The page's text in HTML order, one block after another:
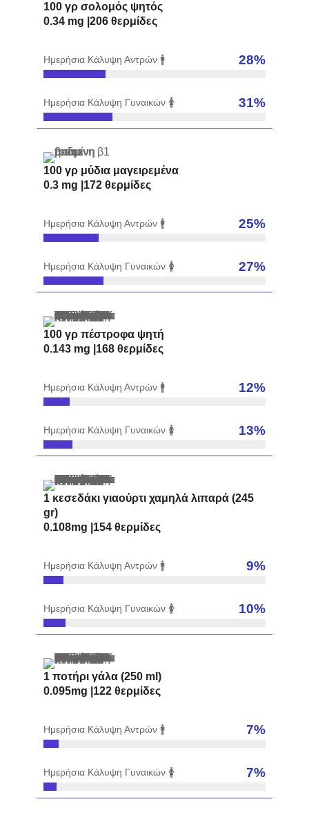
100 γρ σολομός ψητός
0.34 mg |206 θερμίδες
Ημερήσια Κάλυψη Αντρών 🚹 28%
Ημερήσια Κάλυψη Γυναικών 🚺 31%
100 γρ μύδια μαγειρεμένα
0.3 mg |172 θερμίδες
Ημερήσια Κάλυψη Αντρών 🚹 25%
Ημερήσια Κάλυψη Γυναικών 🚺 27%
100 γρ πέστροφα ψητή
0.143 mg |168 θερμίδες
Ημερήσια Κάλυψη Αντρών 🚹 12%
Ημερήσια Κάλυψη Γυναικών 🚺 13%
1 κεσεδάκι γιαούρτι χαμηλά λιπαρά (245
gr)
0.108mg |154 θερμίδες
Ημερήσια Κάλυψη Αντρών 🚹 9%
Ημερήσια Κάλυψη Γυναικών 🚺 10%
1 ποτήρι γάλα (250 ml)
0.095mg |122 θερμίδες
Ημερήσια Κάλυψη Αντρών 🚹 8%
Ημερήσια Κάλυψη Γυναικών 🚺 9%